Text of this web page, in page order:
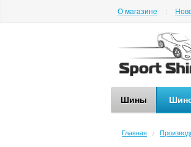
О магазине
Шины
Главная /